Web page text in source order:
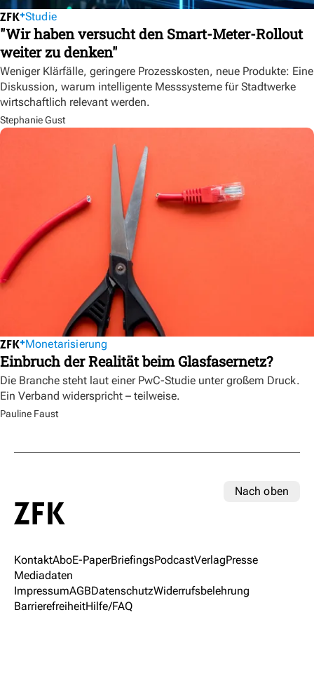
Studie
"Wir haben versucht den Smart-Meter-Rollout
weiter zu denken"
Weniger Klärfälle, geringere Prozesskosten, neue Produkte: Eine
Diskussion, warum intelligente Messsysteme für Stadtwerke
wirtschaftlich relevant werden.
Stephanie Gust
Monetarisierung
Einbruch der Realität beim Glasfasernetz?
Die Branche steht laut einer PwC-Studie unter großem Druck.
Ein Verband widerspricht – teilweise.
Pauline Faust
Nach oben
KontaktAboE-PaperBriefingsPodcastVerlagPresse
Mediadaten
ImpressumAGBDatenschutzWiderrufsbelehrung
BarrierefreiheitHilfe/FAQ